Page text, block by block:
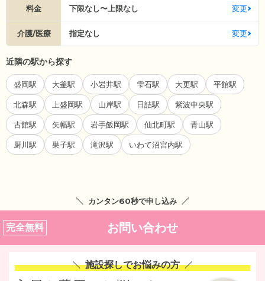
料金 下限なし〜上限なし 変更
介護/医療 指定なし 変更
近隣の駅から探す
盛岡駅 大釜駅 小岩井駅 雫石駅 大更駅 平館駅
北森駅 上盛岡駅 山岸駅 日詰駅 紫波中央駅
古館駅 矢幅駅 岩手飯岡駅 仙北町駅 青山駅
厨川駅 巣子駅 滝沢駅 いわて沼宮内駅
カンタン60秒で申し込み
完全無料 お問い合わせ
施設探しでお悩みの方